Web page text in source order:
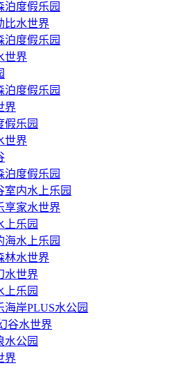
泊度假乐园
比水世界
泊度假乐园
世界
泊度假乐园
界
假乐园
世界
泊度假乐园
室内水上乐园
享家水世界
上乐园
海水上乐园
林水世界
水世界
上乐园
海岸PLUS水公园
谷水世界
水公园
界